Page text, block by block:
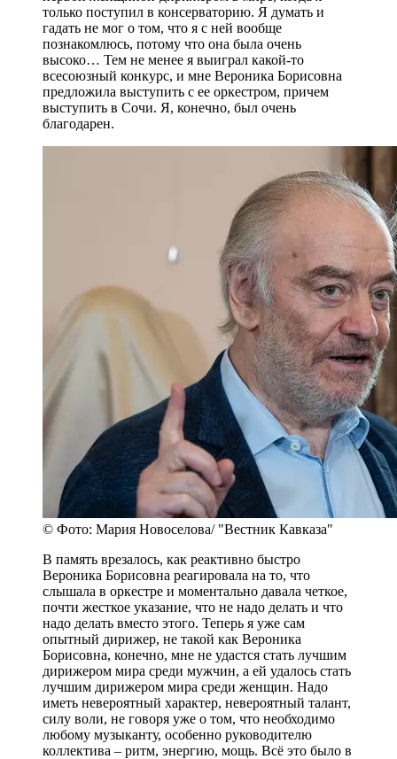
только поступил в консерваторию. Я думать и
гадать не мог о том, что я с ней вообще
познакомлюсь, потому что она была очень
высоко… Тем не менее я выиграл какой-то
всесоюзный конкурс, и мне Вероника Борисовна
предложила выступить с ее оркестром, причем
выступить в Сочи. Я, конечно, был очень
благодарен.
© Фото: Мария Новоселова/ "Вестник Кавказа"
В память врезалось, как реактивно быстро
Вероника Борисовна реагировала на то, что
слышала в оркестре и моментально давала четкое,
почти жесткое указание, что не надо делать и что
надо делать вместо этого. Теперь я уже сам
опытный дирижер, не такой как Вероника
Борисовна, конечно, мне не удастся стать лучшим
дирижером мира среди мужчин, а ей удалось стать
лучшим дирижером мира среди женщин. Надо
иметь невероятный характер, невероятный талант,
силу воли, не говоря уже о том, что необходимо
любому музыканту, особенно руководителю
коллектива – ритм, энергию, мощь. Всё это было в